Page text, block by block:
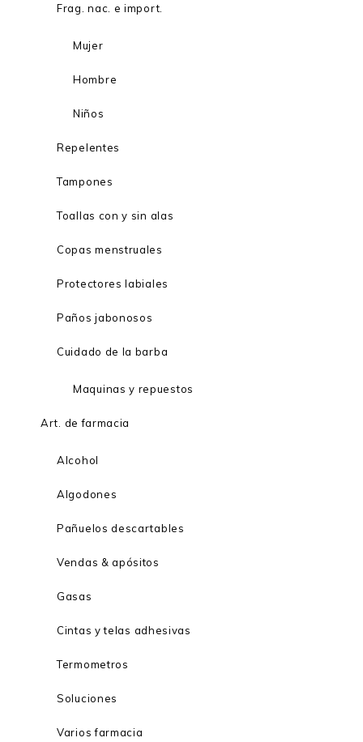
Frag. nac. e import.
Mujer
Hombre
Niños
Repelentes
Tampones
Toallas con y sin alas
Copas menstruales
Protectores labiales
Paños jabonosos
Cuidado de la barba
Maquinas y repuestos
Art. de farmacia
Alcohol
Algodones
Pañuelos descartables
Vendas & apósitos
Gasas
Cintas y telas adhesivas
Termometros
Soluciones
Varios farmacia